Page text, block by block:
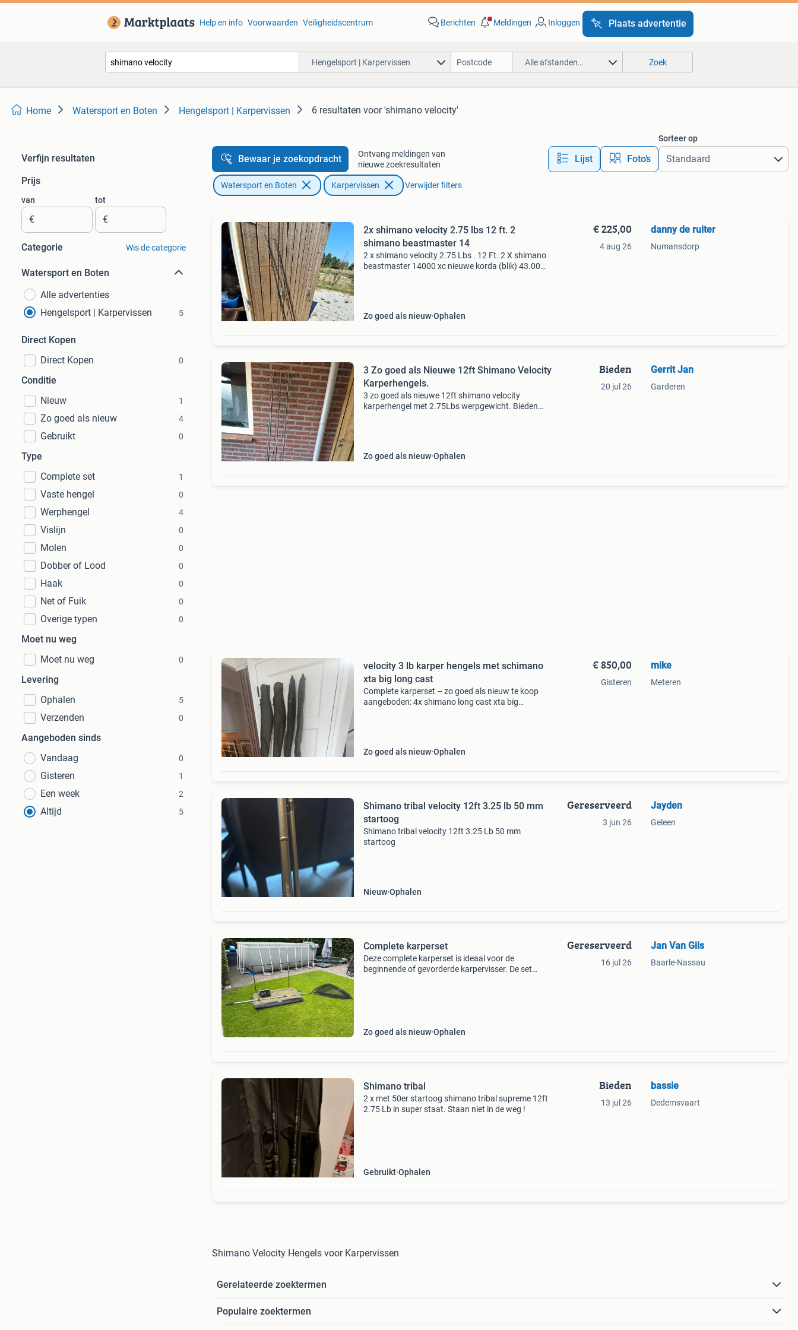
Help en info Voorwaarden Veiligheidscentrum Berichten Meldingen Inloggen Plaats advertentie
Hengelsport | Karpervissen Alle afstanden… Zoek
Home Watersport en Boten Hengelsport | Karpervissen 6 resultaten voor 'shimano velocity'
Verfijn resultaten
Prijs
van
€
tot
€
Categorie Wis de categorie
Watersport en Boten
Alle advertenties
Hengelsport | Karpervissen
5
Direct Kopen
Direct Kopen
0
Conditie
Nieuw
1
Zo goed als nieuw 4
Gebruikt 0
Type
Complete set
1
Vaste hengel 0
Werphengel 4
Vislijn 0
Molen 0
Dobber of Lood 0
Haak 0
Net of Fuik 0
Overige typen 0
Moet nu weg
Moet nu weg
0
Levering
Ophalen
5
Verzenden 0
Aangeboden sinds
Vandaag
0
Gisteren 1
Een week 2
Altijd 5
Bewaar je zoekopdracht
Ontvang meldingen van
nieuwe zoekresultaten
Lijst Foto’s
Sorteer op
Watersport en Boten Karpervissen Verwijder filters
2x shimano velocity 2.75 lbs 12 ft. 2
shimano beastmaster 14
2 x shimano velocity 2.75 Lbs . 12 Ft. 2 X shimano
beastmaster 14000 xc nieuwe korda (blik) 43.00
Zo goed als nieuw Ophalen
€ 225,00
4 aug 26
danny de ruiter
Numansdorp
3 Zo goed als Nieuwe 12ft Shimano Velocity
Karperhengels.
3 zo goed als nieuwe 12ft shimano velocity
karperhengel met 2.75Lbs werpgewicht. Bieden
Zo goed als nieuw Ophalen
Bieden
20 jul 26
Gerrit Jan
Garderen
velocity 3 lb karper hengels met schimano
xta big long cast
Complete karperset – zo goed als nieuw te koop
aangeboden: 4x shimano long cast xta big
Zo goed als nieuw Ophalen
€ 850,00
Gisteren
mike
Meteren
Shimano tribal velocity 12ft 3.25 lb 50 mm
startoog
Shimano tribal velocity 12ft 3.25 Lb 50 mm
startoog
Nieuw Ophalen
Gereserveerd
3 jun 26
Jayden
Geleen
Complete karperset
Deze complete karperset is ideaal voor de
beginnende of gevorderde karpervisser. De set
Zo goed als nieuw Ophalen
Gereserveerd
16 jul 26
Jan Van Gils
Baarle-Nassau
Shimano tribal
2 x met 50er startoog shimano tribal supreme 12ft
2.75 Lb in super staat. Staan niet in de weg !
Gebruikt Ophalen
Bieden
13 jul 26
bassie
Dedemsvaart
Shimano Velocity Hengels voor Karpervissen
Gerelateerde zoektermen
Populaire zoektermen